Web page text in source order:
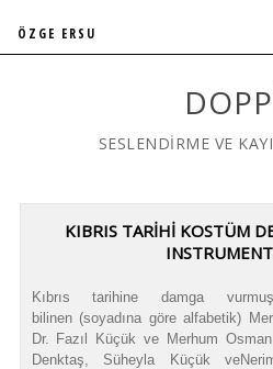
SESLENDİRME VE
KIBRIS TARİHİ KOSTÜM
Kıbrıs tarihine damga
bilinen (soyadına göre alfabetik)
Dr. Fazıl Küçük ve Merhum
Denktaş, Süheyla Küçük
ÖZGE ERSU